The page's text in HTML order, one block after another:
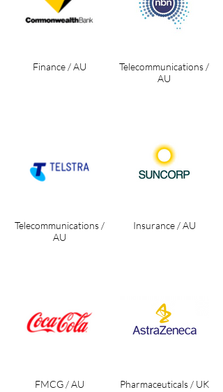
Finance / AU
Telecommunications /
AU
Telecommunications /
AU
Insurance / AU
FMCG / AU Pharmaceuticals / UK